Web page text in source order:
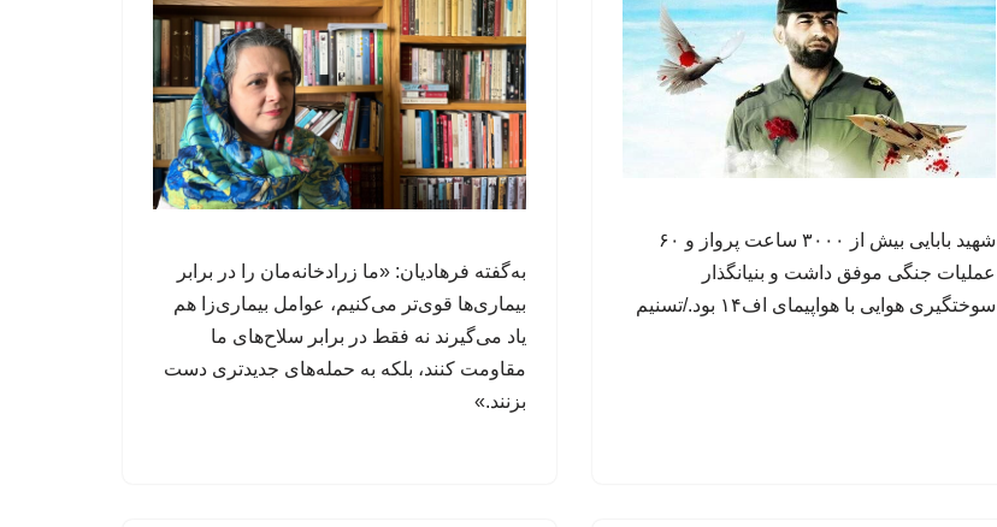
شهید بابایی بیش از ۳۰۰۰ ساعت پرواز و ۶۰
عملیات جنگی موفق داشت و بنیانگذار
سوختگیری هوایی با هواپیمای اف۱۴ بود./تسنیم
به‌گفته فرهادیان: «ما زرادخانه‌مان را در برابر
بیماری‌ها قوی‌تر می‌کنیم، عوامل‌ بیماری‌زا هم
یاد می‌گیرند نه فقط در برابر سلاح‌های ما
مقاومت کنند، بلکه به حمله‌های جدیدتری دست
بزنند.»